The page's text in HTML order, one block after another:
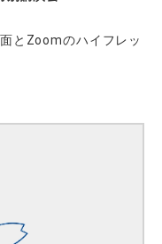
とZoomのハイフレッ